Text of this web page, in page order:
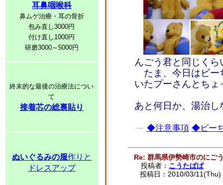
耳鼻咽喉科
鼻ムゲ治療・耳の骨折
包み直し3000円
付け直し1000円
研磨3000～5000円
終末的な最後の治療法につい
て
接着芯の総裏貼り
ぬいぐるみの服作りと
ドレスアップ
んごう君と同じく
たま、今日はビー
いたプーさんとち
あと何日か、湯治
◆注意事項 ◆ビー
Re: 群馬県伊勢崎市のにご
投稿者： こうたぱぱ
投稿日：2010/03/